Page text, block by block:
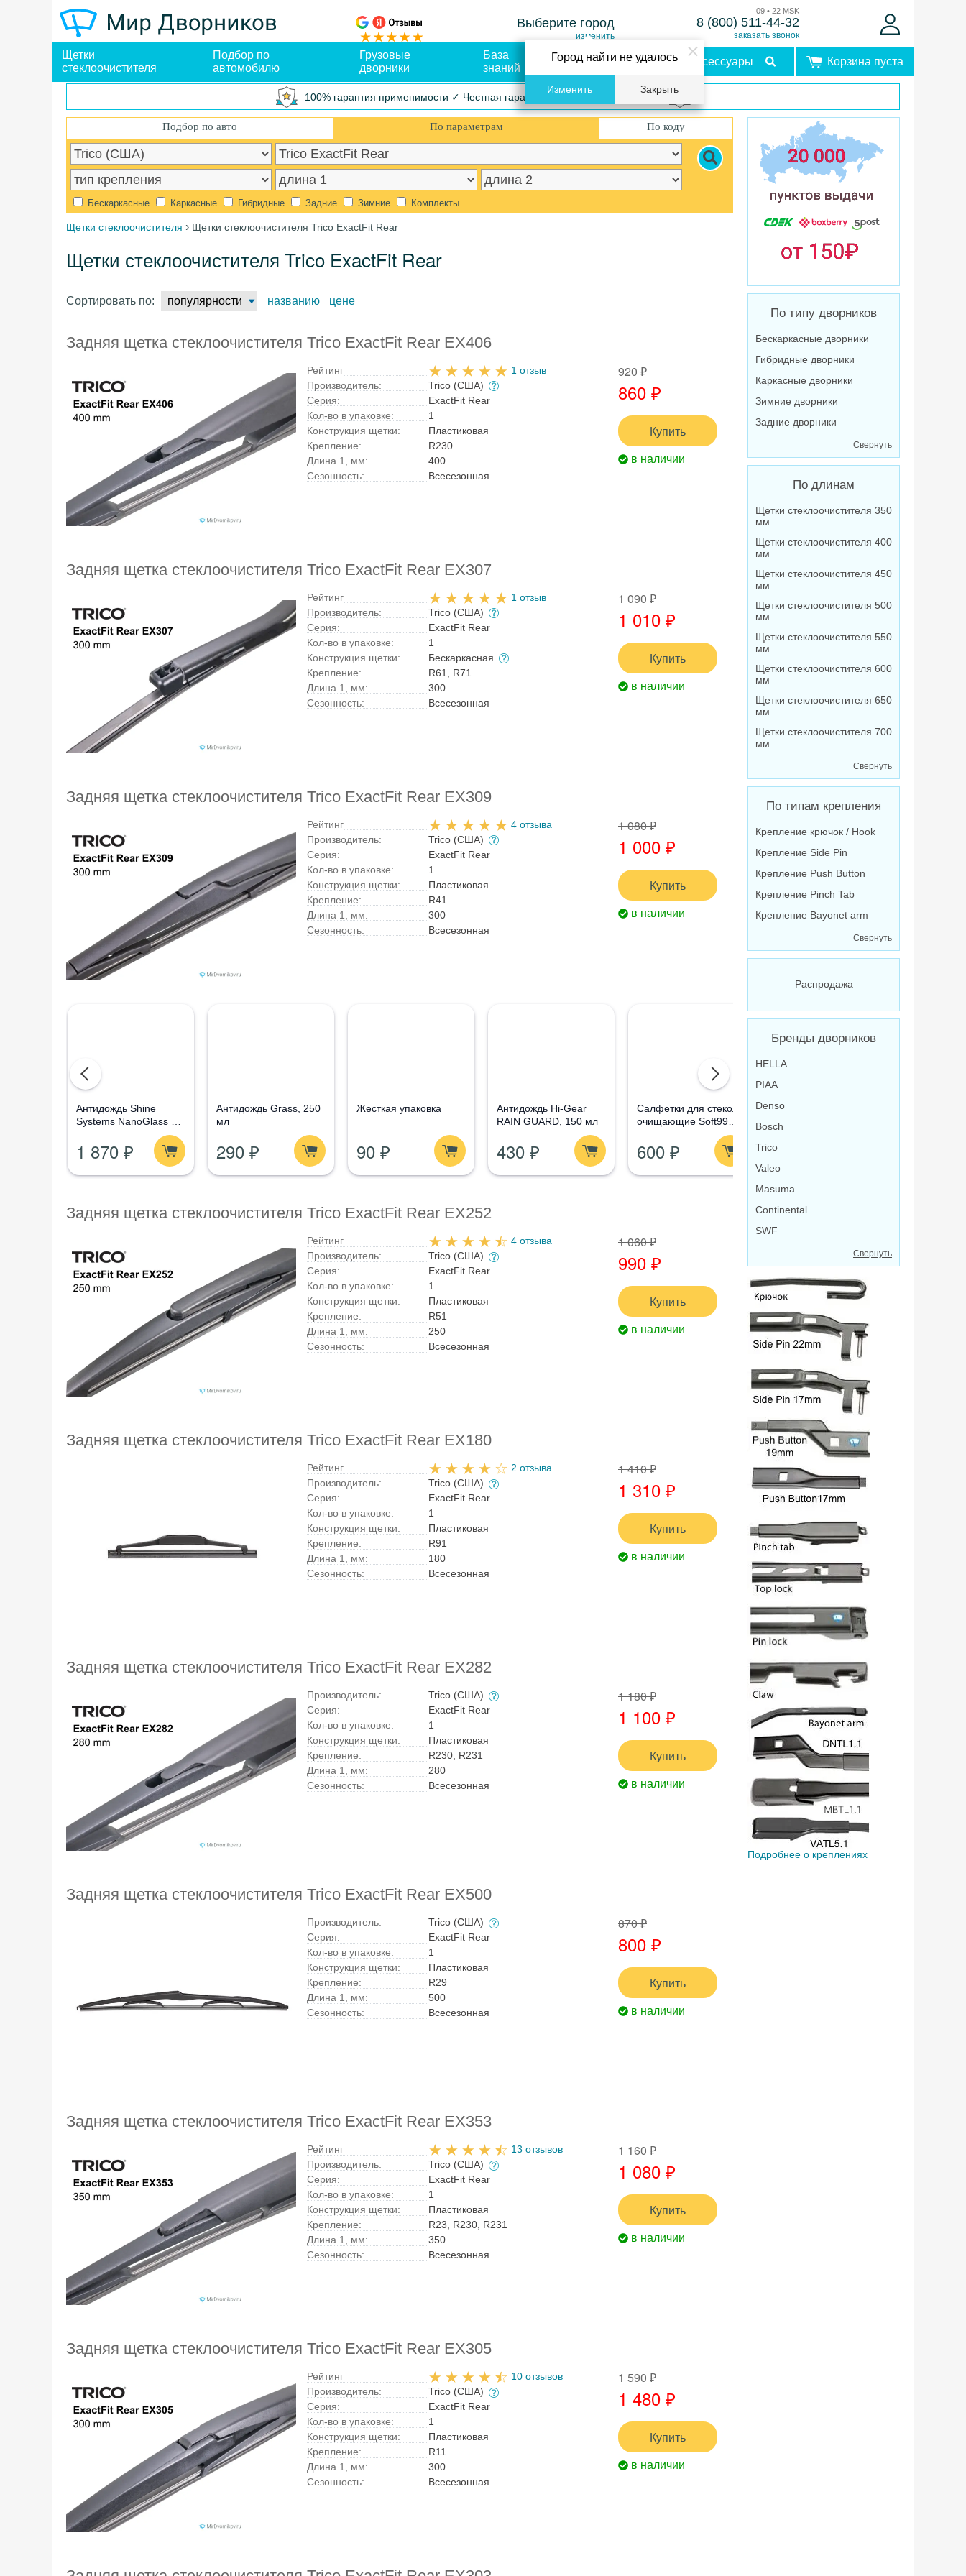
Выберите город
изменить
09 • 22 MSK
8 (800) 511-44-32
заказать звонок
Щетки
стеклоочистителя
Подбор по
автомобилю
Грузовые
дворники
База
знаний
Оплата и
Аксессуары Корзина пуста
100% гарантия применимости ✓ Честная гарантия ✓ Упрощенный возврат
Подбор по авто По параметрам По коду
Бескаркасные Каркасные Гибридные Задние Зимние Комплекты
Щетки стеклоочистителя › Щетки стеклоочистителя Trico ExactFit Rear
Щетки стеклоочистителя Trico ExactFit Rear
Сортировать по: популярности названию цене
Задняя щетка стеклоочистителя Trico ExactFit Rear EX406
Рейтинг
1 отзыв
Производитель:
Trico (США)
Серия:
ExactFit Rear
Кол-во в упаковке:
1
Конструкция щетки:
Пластиковая
Крепление:
R230
Длина 1, мм:
400
Сезонность:
Всесезонная
920 ₽
860 ₽
Купить
в наличии
Задняя щетка стеклоочистителя Trico ExactFit Rear EX307
Рейтинг
1 отзыв
Производитель:
Trico (США)
Серия:
ExactFit Rear
Кол-во в упаковке:
1
Конструкция щетки:
Бескаркасная
Крепление:
R61, R71
Длина 1, мм:
300
Сезонность:
Всесезонная
1 090 ₽
1 010 ₽
Купить
в наличии
Задняя щетка стеклоочистителя Trico ExactFit Rear EX309
Рейтинг
4 отзыва
Производитель:
Trico (США)
Серия:
ExactFit Rear
Кол-во в упаковке:
1
Конструкция щетки:
Пластиковая
Крепление:
R41
Длина 1, мм:
300
Сезонность:
Всесезонная
1 080 ₽
1 000 ₽
Купить
в наличии
Aнтидождь Shine
Systems NanoGlass Kit
- Набор по уходу за
стеклом
1 870 ₽
Антидождь Grass, 250
мл
290 ₽
Жесткая упаковка
90 ₽
Антидождь Hi-Gear
RAIN GUARD, 150 мл
430 ₽
Салфетки для стекол
очищающие Soft99
Glass Cleaning Wipes,
10 шт
600 ₽
Омыватель стекол
концентрат Лавр
мл
210 ₽
Задняя щетка стеклоочистителя Trico ExactFit Rear EX252
Рейтинг
4 отзыва
Производитель:
Trico (США)
Серия:
ExactFit Rear
Кол-во в упаковке:
1
Конструкция щетки:
Пластиковая
Крепление:
R51
Длина 1, мм:
250
Сезонность:
Всесезонная
1 060 ₽
990 ₽
Купить
в наличии
Задняя щетка стеклоочистителя Trico ExactFit Rear EX180
Рейтинг
2 отзыва
Производитель:
Trico (США)
Серия:
ExactFit Rear
Кол-во в упаковке:
1
Конструкция щетки:
Пластиковая
Крепление:
R91
Длина 1, мм:
180
Сезонность:
Всесезонная
1 410 ₽
1 310 ₽
Купить
в наличии
Задняя щетка стеклоочистителя Trico ExactFit Rear EX282
Производитель:
Trico (США)
Серия:
ExactFit Rear
Кол-во в упаковке:
1
Конструкция щетки:
Пластиковая
Крепление:
R230, R231
Длина 1, мм:
280
Сезонность:
Всесезонная
1 180 ₽
1 100 ₽
Купить
в наличии
Задняя щетка стеклоочистителя Trico ExactFit Rear EX500
Производитель:
Trico (США)
Серия:
ExactFit Rear
Кол-во в упаковке:
1
Конструкция щетки:
Пластиковая
Крепление:
R29
Длина 1, мм:
500
Сезонность:
Всесезонная
870 ₽
800 ₽
Купить
в наличии
Задняя щетка стеклоочистителя Trico ExactFit Rear EX353
Рейтинг
13 отзывов
Производитель:
Trico (США)
Серия:
ExactFit Rear
Кол-во в упаковке:
1
Конструкция щетки:
Пластиковая
Крепление:
R23, R230, R231
Длина 1, мм:
350
Сезонность:
Всесезонная
1 160 ₽
1 080 ₽
Купить
в наличии
Задняя щетка стеклоочистителя Trico ExactFit Rear EX305
Рейтинг
10 отзывов
Производитель:
Trico (США)
Серия:
ExactFit Rear
Кол-во в упаковке:
1
Конструкция щетки:
Пластиковая
Крепление:
R11
Длина 1, мм:
300
Сезонность:
Всесезонная
1 590 ₽
1 480 ₽
Купить
в наличии
По типу дворников
Бескаркасные дворники
Гибридные дворники
Каркасные дворники
Зимние дворники
Задние дворники
Свернуть
По длинам
Щетки стеклоочистителя 350
мм
Щетки стеклоочистителя 400
мм
Щетки стеклоочистителя 450
мм
Щетки стеклоочистителя 500
мм
Щетки стеклоочистителя 550
мм
Щетки стеклоочистителя 600
мм
Щетки стеклоочистителя 650
мм
Щетки стеклоочистителя 700
мм
Свернуть
По типам крепления
Крепление крючок / Hook
Крепление Side Pin
Крепление Push Button
Крепление Pinch Tab
Крепление Bayonet arm
Свернуть
Распродажа
Бренды дворников
HELLA
PIAA
Denso
Bosch
Trico
Valeo
Masuma
Continental
SWF
Свернуть
Подробнее о креплениях
Город найти не удалось
Изменить Закрыть